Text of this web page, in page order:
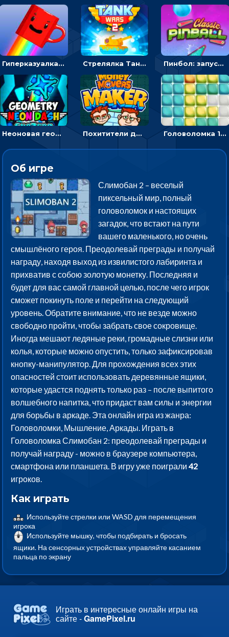
Гиперказуалка Летающая чашка кофе: двигаться и собирать кубики сахара Стрелялка Танковые войны: бить по танку врага, чтобы уничтожить зло Пинбол: запускать шарик, чтобы выбивать очки
Неоновая геометрия: прыгай через препятствия и собирай шары Похитители денег: управляйте друзьями и соберите все мешки с долларами Головоломка 10х10
Об игре
Слимобан 2 – веселый
пиксельный мир, полный
головоломок и настоящих
загадок, что встают на пути
вашего маленького, но очень
смышлёного героя. Преодолевай преграды и получай
награду, находя выход из извилистого лабиринта и
прихватив с собою золотую монетку. Последняя и
будет для вас самой главной целью, после чего игрок
сможет покинуть поле и перейти на следующий
уровень. Обратите внимание, что не везде можно
свободно пройти, чтобы забрать свое сокровище.
Иногда мешают ледяные реки, громадные слизни или
колья, которые можно опустить, только зафиксировав
кнопку-манипулятор. Для прохождения всех этих
опасностей стоит использовать деревянные ящики,
которые удастся поднять только раз – после выпитого
волшебного напитка, что придаст вам силы и энергии
для борьбы в аркаде. Эта онлайн игра из жанра:
Головоломки, Мышление, Аркады. Играть в
Головоломка Слимобан 2: преодолевай преграды и
получай награду - можно в браузере компьютера,
смартфона или планшета. В игру уже поиграли42
игроков.
Как играть
Используйте стрелки или WASD для перемещения
игрока
Используйте мышку, чтобы подбирать и бросать
ящики. На сенсорных устройствах управляйте касанием
пальца по экрану
Играть в интересные онлайн игры на
сайте -GamePixel.ru